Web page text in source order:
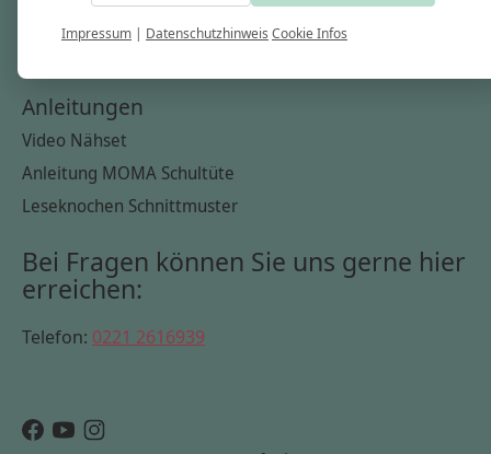
Anleitungen
Video Nähset
Anleitung MOMA Schultüte
Leseknochen Schnittmuster
Bei Fragen können Sie uns gerne hier
erreichen:
Telefon: 0221 2616939
Impressum | Datenschutzhinweis Cookie Infos